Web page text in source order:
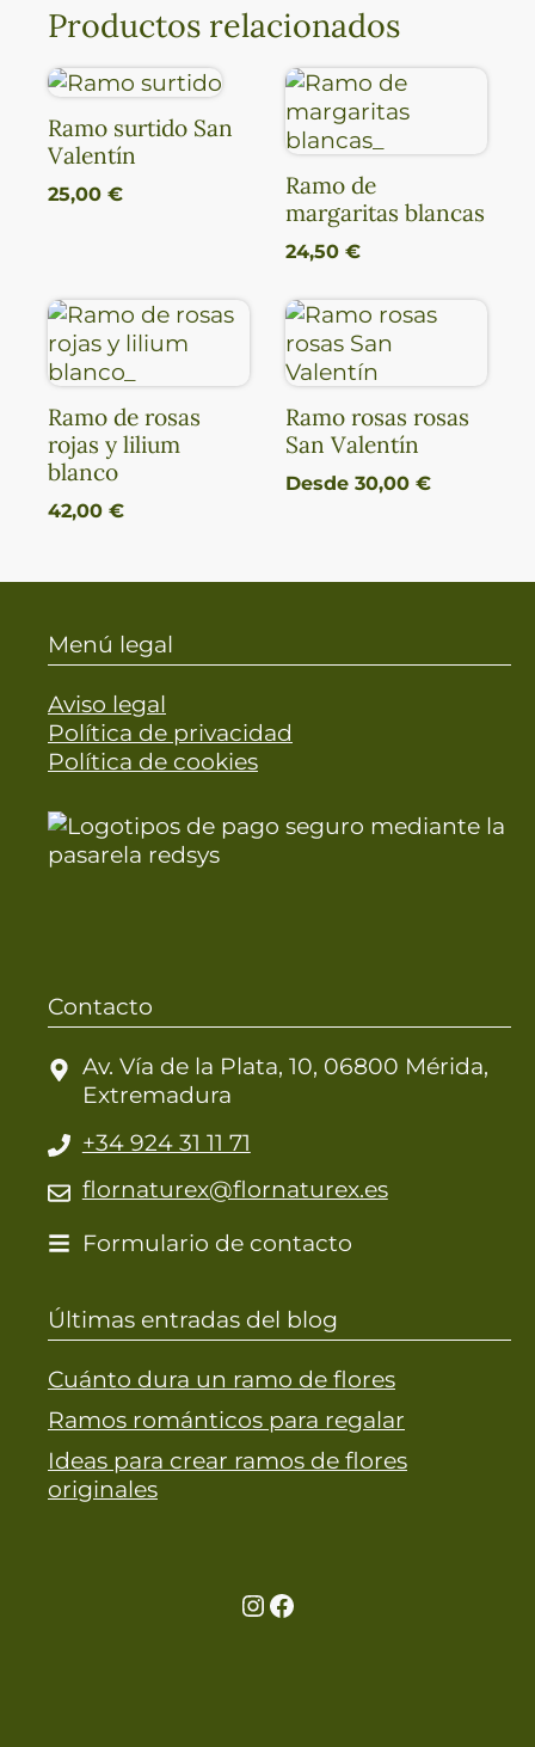
Productos relacionados
Ramo surtido San
Valentín
25,00 €
Ramo de
margaritas blancas
24,50 €
Ramo de rosas
rojas y lilium
blanco
42,00 €
Ramo rosas rosas
San Valentín
Desde 30,00 €
Menú legal
Aviso legal
Política de privacidad
Política de cookies
Contacto
Av. Vía de la Plata, 10, 06800 Mérida,
Extremadura
+34 924 31 11 71
flornaturex@flornaturex.es
Formulario de contacto
Últimas entradas del blog
Cuánto dura un ramo de flores
Ramos románticos para regalar
Ideas para crear ramos de flores
originales
Ir a la cuenta de Instagram de Restaurante Tuétano
Ir a la cuenta de facebook de Restaurante Tuétano